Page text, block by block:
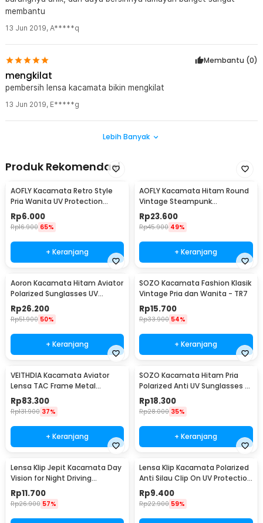
membantu
13 Jun 2019, A*****q
Membantu (0)
mengkilat
pembersih lensa kacamata bikin mengkilat
13 Jun 2019, E*****g
Lebih Banyak
Produk Rekomendasi
AOFLY Kacamata Retro Style
Pria Wanita UV Protection
Sunglassses - 1125
Rp6.000
Rp16.900 65%
+ Keranjang
AOFLY Kacamata Hitam Round
Vintage Steampunk
Sunglasses
Rp23.600
Rp45.900 49%
+ Keranjang
Aoron Kacamata Hitam Aviator
Polarized Sunglasses UV
Protection - RB2132
Rp26.200
Rp51.900 50%
+ Keranjang
SOZO Kacamata Fashion Klasik
Vintage Pria dan Wanita - TR7
Rp15.700
Rp33.900 54%
+ Keranjang
VEITHDIA Kacamata Aviator
Lensa TAC Frame Metal
Polarized Sunglasses - V3088
Rp83.300
Rp131.900 37%
+ Keranjang
SOZO Kacamata Hitam Pria
Polarized Anti UV Sunglasses -
3403
Rp18.300
Rp28.000 35%
+ Keranjang
Lensa Klip Jepit Kacamata Day
Vision for Night Driving
Polarized
Rp11.700
Rp26.900 57%
Lensa Klip Kacamata Polarized
Anti Silau Clip On UV Protection
Uniseks - Y16211
Rp9.400
Rp22.900 59%